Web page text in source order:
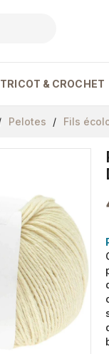
TRICOT & CROCHET
Pelotes Fils